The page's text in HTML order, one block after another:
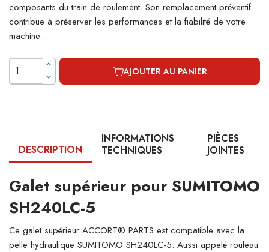
composants du train de roulement. Son remplacement préventif
contribue à préserver les performances et la fiabilité de votre
machine.
AJOUTER AU PANIER
DESCRIPTION
INFORMATIONS
TECHNIQUES
PIÈCES
JOINTES
Galet supérieur pour SUMITOMO
SH240LC-5
Ce galet supérieur ACCORT® PARTS est compatible avec la
pelle hydraulique SUMITOMO SH240LC-5. Aussi appelé rouleau